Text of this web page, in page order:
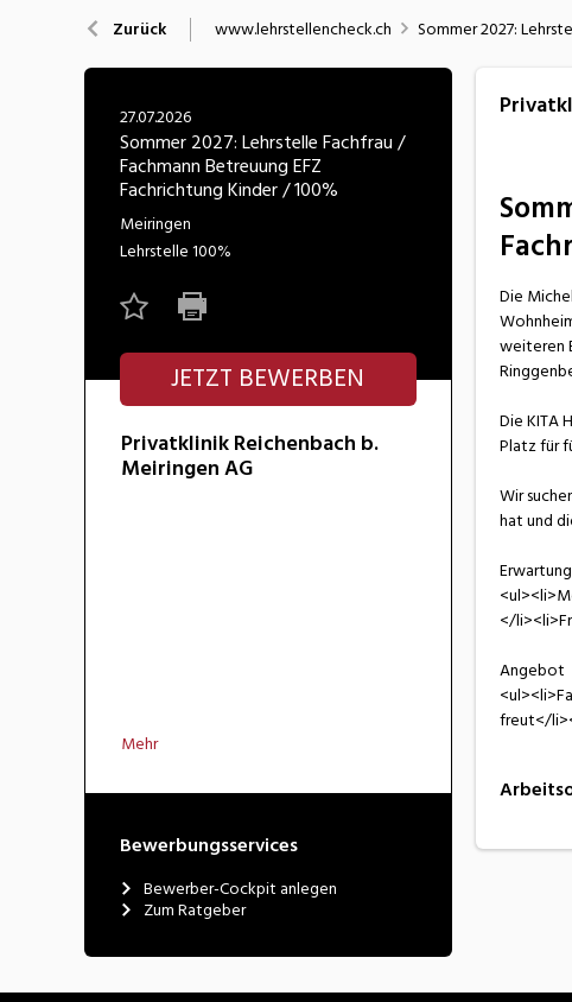
Nahrung
Wirtschaft/Verwaltung
Zurück www.lehrstellencheck.ch Sommer 2027:
27.07.2026
Sommer 2027: Lehrstelle Fachfrau /
Fachmann Betreuung EFZ
Fachrichtung Kinder / 100%
Meiringen
Lehrstelle100%
JETZT BEWERBEN
Privatklinik Reichenbach b.
Meiringen AG
Mehr
Bewerbungsservices
Bewerber-Cockpit anlegen
Zum Ratgeber
Die
weiteren
Die KITA
Platz für
Wir
hat und
</
Angebot
freut</